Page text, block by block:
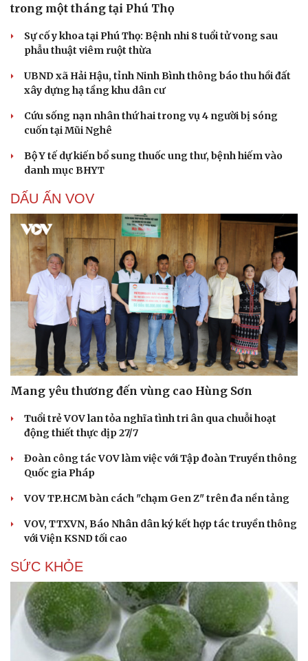
trong một tháng tại Phú Thọ
Sự cố y khoa tại Phú Thọ: Bệnh nhi 8 tuổi tử vong sau
phẫu thuật viêm ruột thừa
UBND xã Hải Hậu, tỉnh Ninh Bình thông báo thu hồi đất
xây dựng hạ tầng khu dân cư
Cứu sống nạn nhân thứ hai trong vụ 4 người bị sóng
cuốn tại Mũi Nghê
Bộ Y tế dự kiến bổ sung thuốc ung thư, bệnh hiếm vào
danh mục BHYT
DẤU ẤN VOV
Mang yêu thương đến vùng cao Hùng Sơn
Tuổi trẻ VOV lan tỏa nghĩa tình tri ân qua chuỗi hoạt
động thiết thực dịp 27/7
Đoàn công tác VOV làm việc với Tập đoàn Truyền thông
Quốc gia Pháp
VOV TP.HCM bàn cách "chạm Gen Z" trên đa nền tảng
VOV, TTXVN, Báo Nhân dân ký kết hợp tác truyền thông
với Viện KSND tối cao
SỨC KHỎE